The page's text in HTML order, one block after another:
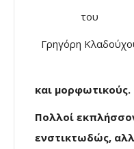
του
Γρηγόρη
και μορφωτικούς.
Πολλοί
ενστικτωδώς,